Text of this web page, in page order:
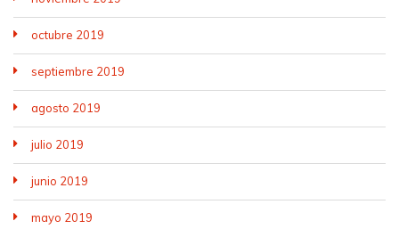
octubre 2019
septiembre 2019
agosto 2019
julio 2019
junio 2019
mayo 2019